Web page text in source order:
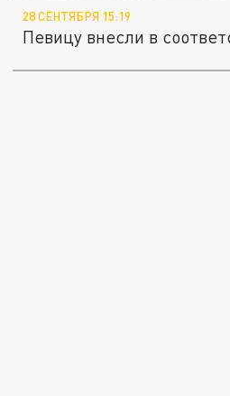
28 СЕНТЯБРЯ 15:19
Певицу внесли в